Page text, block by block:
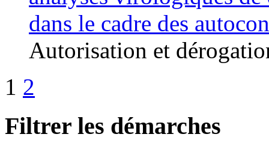
dans le cadre des
Autorisation et
1 2
Filtrer les démarches